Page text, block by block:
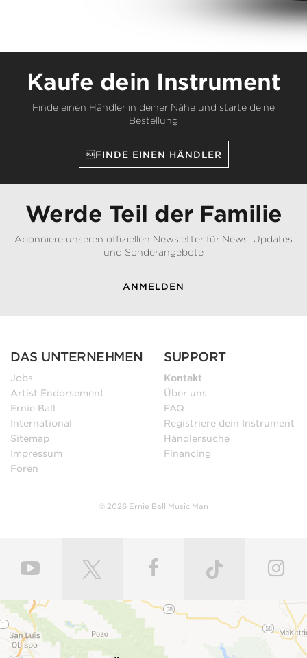
Kaufe dein Instrument
Finde einen Händler in deiner Nähe und starte deine
Bestellung
FINDE EINEN HÄNDLER
Werde Teil der Familie
Abonniere unseren offiziellen Newsletter für News, Updates
und Sonderangebote
ANMELDEN
DAS UNTERNEHMEN
Jobs
Artist Endorsement
Ernie Ball
International
Sitemap
Impressum
Foren
SUPPORT
Kontakt
Über uns
FAQ
Registriere dein Instrument
Händlersuche
Financing
© 2026 Ernie Ball Music Man